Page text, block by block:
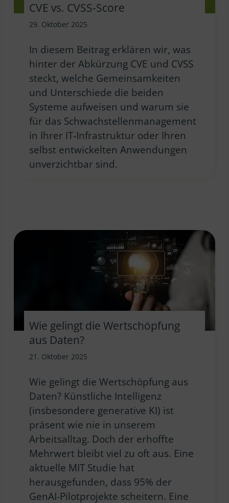
CVE vs. CVSS-Score
29. Oktober 2025
In diesem Beitrag erklären wir, was
hinter der Abkürzung CVE und CVSS
steckt, welche Gemeinsamkeiten
und Unterschiede die beiden
Systeme aufweisen und warum sie
für das Schwachstellenmanagement
in Ihrer IT-Infrastruktur oder Ihren
selbst entwickelten Anwendungen
unverzichtbar sind.
Wie gelingt die Wertschöpfung
aus Daten?
21. Oktober 2025
Wie gelingt die Wertschöpfung aus
Daten? Künstliche Intelligenz
(insbesondere generative KI) ist
präsent wie nie in unserem
Arbeitsalltag. Doch der erhoffte
Mehrwert bleibt viel zu oft aus. Eine
aktuelle MIT Studie hat
herausgefunden, dass 95% der
GenAI-Pilotprojekte scheitern. Eine